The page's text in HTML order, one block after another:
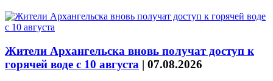
Жители Архангельска вновь получат доступ к
горячей воде с 10 августа | 07.08.2026